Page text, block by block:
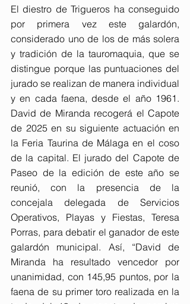
El diestro de Trigueros ha conseguido
por primera vez este galardón,
considerado uno de los de más solera
y tradición de la tauromaquia, que se
distingue porque las puntuaciones del
jurado se realizan de manera individual
y en cada faena, desde el año 1961.
David de Miranda recogerá el Capote
de 2025 en su siguiente actuación en
la Feria Taurina de Málaga en el coso
de la capital. El jurado del Capote de
Paseo de la edición de este año se
reunió, con la presencia de la
concejala delegada de Servicios
Operativos, Playas y Fiestas, Teresa
Porras, para debatir el ganador de este
galardón municipal. Así, “David de
Miranda ha resultado vencedor por
unanimidad, con 145,95 puntos, por la
faena de su primer toro realizada en la